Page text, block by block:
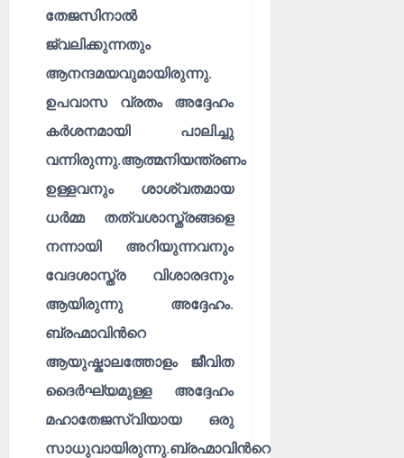
തേജസിനാൽ
ജ്വലിക്കുന്നതും
ആനന്ദമയവുമായിരുന്നു.
ഉപവാസ വ്രതം അദ്ദേഹം
കർശനമായി പാലിച്ചു
വന്നിരുന്നു.ആത്മനിയന്ത്രണം
ഉള്ളവനും ശാശ്വതമായ
ധർമ്മ തത്വശാസ്ത്രങ്ങളെ
നന്നായി അറിയുന്നവനും
വേദശാസ്ത്ര വിശാരദനും
ആയിരുന്നു അദ്ദേഹം.
ബ്രഹ്മാവിൻറെ
ആയുഷ്കാലത്തോളം ജീവിത
ദൈർഘ്യമുള്ള അദ്ദേഹം
മഹാതേജസ്വിയായ ഒരു
സാധുവായിരുന്നു.ബ്രഹ്മാവിൻറെ